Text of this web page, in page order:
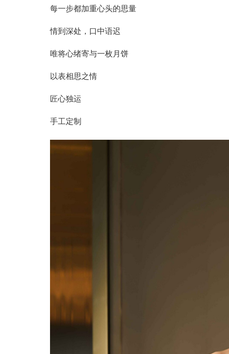
每一步都加重心头的思量
情到深处，口中语迟
唯将心绪寄与一枚月饼
以表相思之情
匠心独运
手工定制